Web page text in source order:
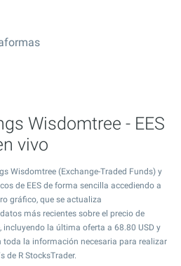
Wisdomtree - EES
vivo
Wisdomtree (Exchange-Traded Funds) y
de EES de forma sencilla accediendo a
gráfico, que se actualiza
más recientes sobre el precio de
incluyendo la última oferta a 68.80 USD y
toda la información necesaria para realizar
de R StocksTrader.